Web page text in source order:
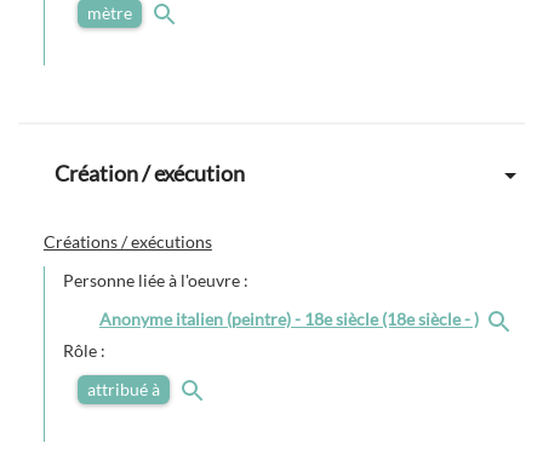
mètre
Création / exécution
Créations / exécutions
Personne liée à l'oeuvre :
Anonyme italien (peintre) - 18e siècle (18e siècle - )
Rôle :
attribué à